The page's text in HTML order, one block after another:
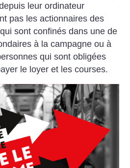
leur ordinateur
pas les actionnaires des
sont confinés dans une de
à la campagne ou à
qui sont obligées
le loyer et les courses.